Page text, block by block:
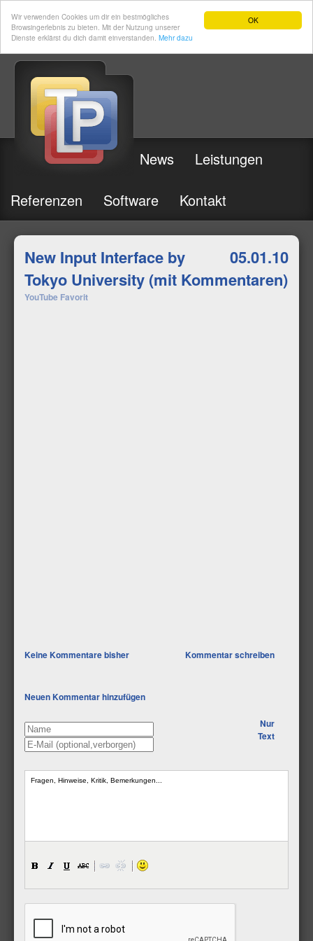
OK
Wir verwenden Cookies um dir ein bestmögliches
Browsingerlebnis zu bieten. Mit der Nutzung unserer
Dienste erklärst du dich damit einverstanden. Mehr dazu
News Leistungen
Referenzen Software Kontakt
05.01.10
New Input Interface by
Tokyo University (mit Kommentaren)
YouTube Favorit
Keine Kommentare bisher Kommentar schreiben
Neuen Kommentar hinzufügen
Nur
Text